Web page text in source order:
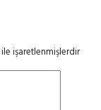
ile işaretlenmişlerdir